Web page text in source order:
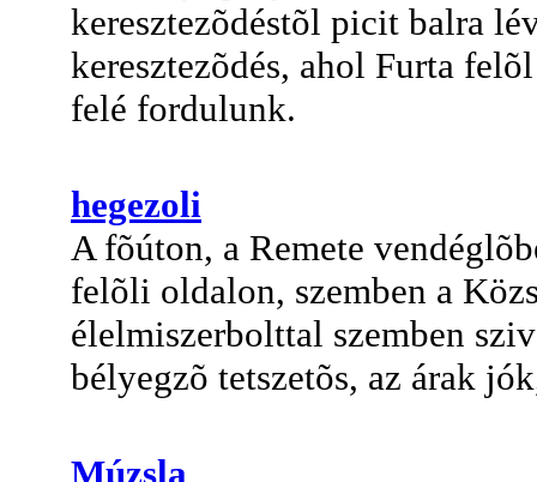
keresztezõdéstõl picit balra
keresztezõdés, ahol Furta
felé fordulunk.
hegezoli
A fõúton, a Remete
felõli oldalon, szemben a
élelmiszerbolttal szemben
bélyegzõ tetszetõs, az árak
Múzsla